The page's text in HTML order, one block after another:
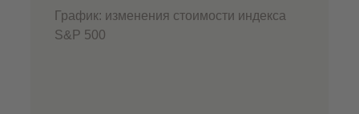
График: изменения стоимости индекса
S&P 500